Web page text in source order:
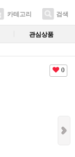
카테고리 검색
관심상품
0